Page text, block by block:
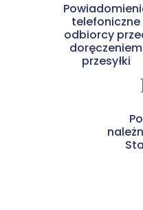
telefoniczne
odbiorcy
doręczeniem
przesyłki